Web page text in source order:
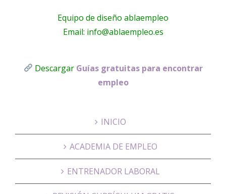
Equipo de diseño ablaempleo
Email: info@ablaempleo.es
Descargar Guías gratuitas para encontrar
empleo
INICIO
ACADEMIA DE EMPLEO
ENTRENADOR LABORAL